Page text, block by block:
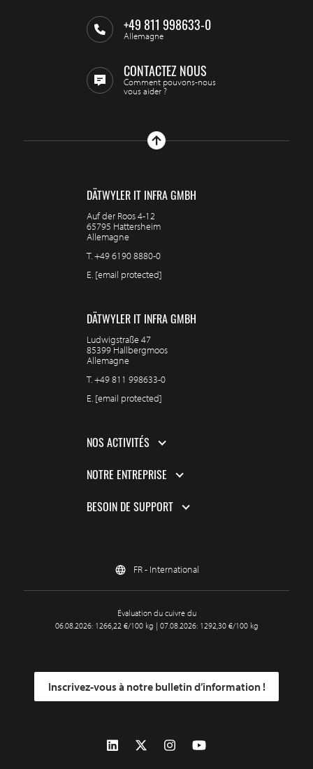
+49 811 998633-0
Allemagne
CONTACTEZ NOUS
Comment pouvons-nous
vous aider ?
DÄTWYLER IT INFRA GMBH
Auf der Roos 4-12
65795 Hattersheim
Allemagne
T.+49 6190 8880-0
E. [email protected]
DÄTWYLER IT INFRA GMBH
Ludwigstraße 47
85399 Hallbergmoos
Allemagne
T.+49 811 998633-0
E. [email protected]
NOS ACTIVITÉS
NOTRE ENTREPRISE
BESOIN DE SUPPORT
FR - International
Évaluation du cuivre du
06.08.2026: 1266,22 €/100 kg | 07.08.2026: 1292,30 €/100 kg
Inscrivez-vous à notre bulletin d’information !